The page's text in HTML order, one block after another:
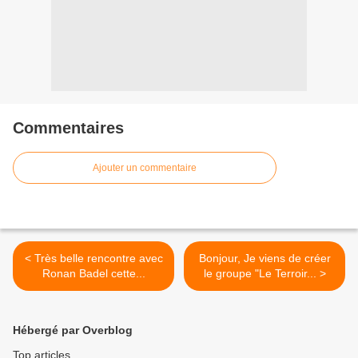
Commentaires
Ajouter un commentaire
< Très belle rencontre avec
Ronan Badel cette...
Bonjour, Je viens de créer
le groupe "Le Terroir... >
Hébergé par Overblog
Top articles